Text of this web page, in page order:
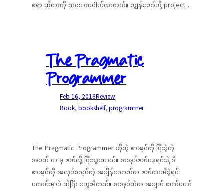
စရာ ဆိုတာကို သဘောပေါက်လာတယ်။ ကျွန်တော်တို့ project…
The Pragmatic
Programmer
Feb 16, 2016Review
Book, bookshelf, programmer
The Pragmatic Programmer ဆိုတဲ့ စာအုပ်ကို ပြီးခဲ့တဲ့
အပတ် က မှ ဖတ်လို့ ပြီးသွားတယ်။ စာအုပ်ဖတ်နေရင်းနဲ့ ဒီ
စာအုပ်ကို အလုပ်စလုပ်တဲ့ အချိန်လောက်က ဖတ်ထားမိခဲ့ရင်
ကောင်းမှာပဲ ဆိုပြီး တွေးမိတယ်။ စာအုပ်ထဲက အချက် တော်တော်